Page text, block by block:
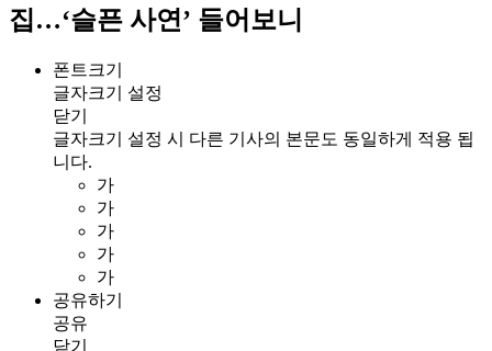
집…‘슬픈 사연’ 들어보니
폰트크기
글자크기 설정
닫기
글자크기 설정 시 다른 기사의 본문도 동일하게 적용 됩
니다.
가
가
가
가
가
공유하기
공유
닫기